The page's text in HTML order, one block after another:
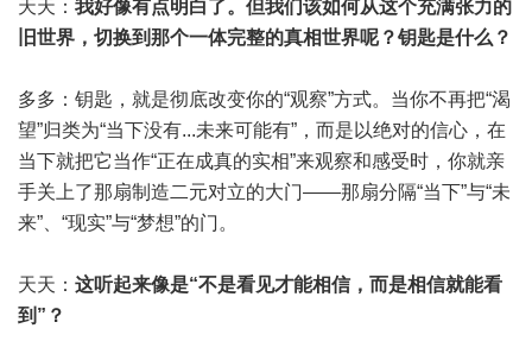
天天： 我好像有点明白了。但我们该如何从这个充满张力的
旧世界，切换到那个一体完整的真相世界呢？钥匙是什么？
多多：钥匙，就是彻底改变你的“观察”方式。当你不再把“渴
望”归类为“当下没有...未来可能有”，而是以绝对的信心，在
当下就把它当作“正在成真的实相”来观察和感受时，你就亲
手关上了那扇制造二元对立的大门——那扇分隔“当下”与“未
来”、“现实”与“梦想”的门。
天天： 这听起来像是“不是看见才能相信，而是相信就能看
到”？